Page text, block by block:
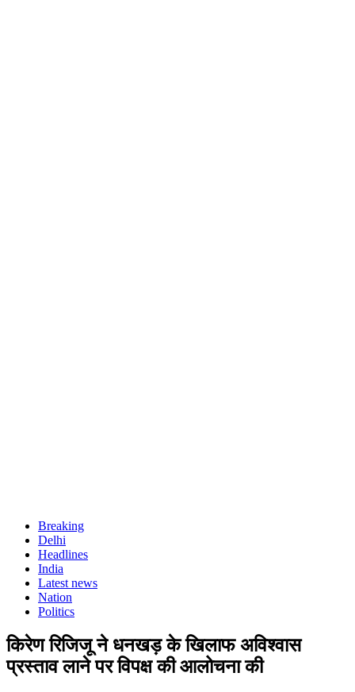
Breaking
Delhi
Headlines
India
Latest news
Nation
Politics
किरेण रिजिजू ने धनखड़ के खिलाफ अविश्वास
प्रस्ताव लाने पर विपक्ष की आलोचना की